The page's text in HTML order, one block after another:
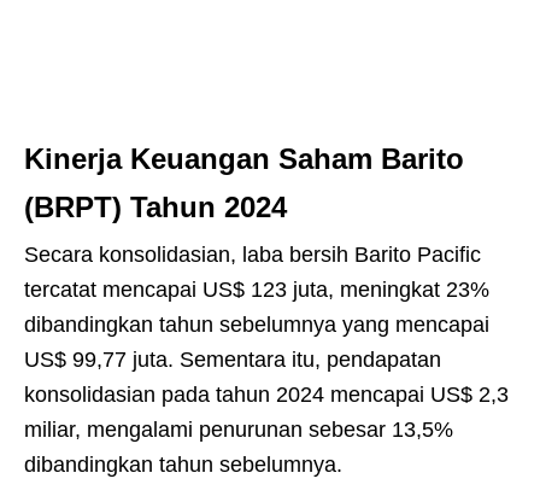
Kinerja Keuangan Saham Barito
(BRPT) Tahun 2024
Secara konsolidasian, laba bersih Barito Pacific
tercatat mencapai US$ 123 juta, meningkat 23%
dibandingkan tahun sebelumnya yang mencapai
US$ 99,77 juta. Sementara itu, pendapatan
konsolidasian pada tahun 2024 mencapai US$ 2,3
miliar, mengalami penurunan sebesar 13,5%
dibandingkan tahun sebelumnya.